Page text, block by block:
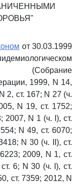
от 30.03.1999
(Собрание
1999, N 14,
2, ст. 167; N 27 (ч.
N 19, ст. 1752;
2007, N 1 (ч. I), ст.
N 49, ст. 6070;
N 30 (ч. II), ст.
2009, N 1, ст.
6; N 30 (ч. I), ст.
ст. 7359; 2012, N